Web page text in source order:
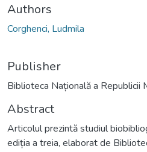
Authors
Corghenci, Ludmila
Publisher
Biblioteca Națională a Republicii
Abstract
Articolul prezintă studiul
ediția a treia, elaborat de